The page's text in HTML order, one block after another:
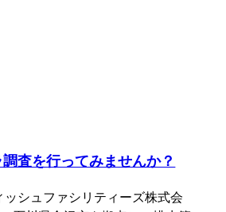
査を行ってみませんか？
ッシュファシリティーズ株式会